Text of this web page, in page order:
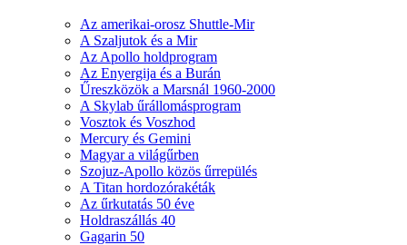
Az amerikai-orosz Shuttle-Mir
A Szaljutok és a Mir
Az Apollo holdprogram
Az Enyergija és a Burán
Űreszközök a Marsnál 1960-2000
A Skylab űrállomásprogram
Vosztok és Voszhod
Mercury és Gemini
Magyar a világűrben
Szojuz-Apollo közös űrrepülés
A Titan hordozórakéták
Az űrkutatás 50 éve
Holdraszállás 40
Gagarin 50